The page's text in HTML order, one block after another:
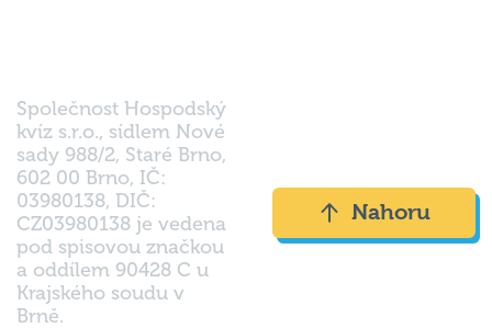
Společnost Hospodský
kvíz s.r.o., sídlem Nové
sady 988/2, Staré Brno,
602 00 Brno, IČ:
03980138, DIČ:
CZ03980138 je vedena
pod spisovou značkou
a oddílem 90428 C u
Krajského soudu v
Brně.
Nahoru